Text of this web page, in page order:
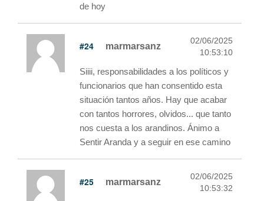
de hoy
#24 marmarsanz
02/06/2025
10:53:10
Siiii, responsabilidades a los políticos y
funcionarios que han consentido esta
situación tantos años. Hay que acabar
con tantos horrores, olvidos... que tanto
nos cuesta a los arandinos. Ánimo a
Sentir Aranda y a seguir en ese camino
#25 marmarsanz
02/06/2025
10:53:32